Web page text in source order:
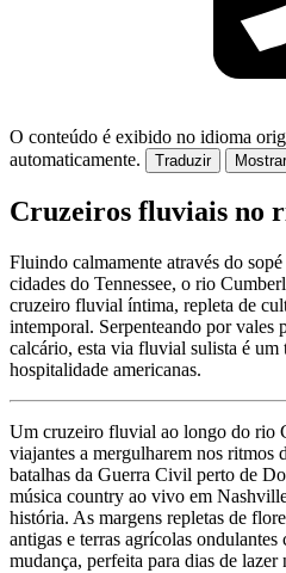
O conteúdo é exibido no idioma
automaticamente.
Traduzir
Cruzeiros fluviais no
Fluindo calmamente através do
cidades do Tennessee, o rio
cruzeiro fluvial íntima, repleta de
intemporal. Serpenteando por vales
calcário, esta via fluvial sulista é um
hospitalidade americanas.
Um cruzeiro fluvial ao longo do rio
viajantes a mergulharem nos ritmos
batalhas da Guerra Civil perto de
música country ao vivo em
história. As margens repletas de
antigas e terras agrícolas
mudança, perfeita para dias de lazer